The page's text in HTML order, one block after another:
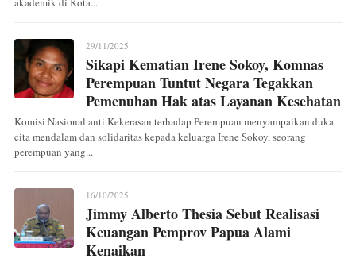
29/11/2025
Sikapi Kematian Irene Sokoy, Komnas
Perempuan Tuntut Negara Tegakkan
Pemenuhan Hak atas Layanan Kesehatan
Komisi Nasional anti Kekerasan terhadap Perempuan menyampaikan duka
cita mendalam dan solidaritas kepada keluarga Irene Sokoy, seorang
perempuan yang...
16/10/2025
Jimmy Alberto Thesia Sebut Realisasi
Keuangan Pemprov Papua Alami
Kenaikan